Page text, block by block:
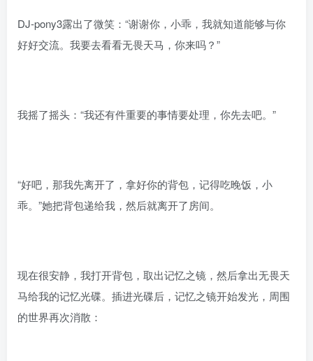
DJ-pony3露出了微笑：“谢谢你，小乖，我就知道能够与你
好好交流。我要去看看无畏天马，你来吗？”
我摇了摇头：“我还有件重要的事情要处理，你先去吧。”
“好吧，那我先离开了，拿好你的背包，记得吃晚饭，小
乖。”她把背包递给我，然后就离开了房间。
现在很安静，我打开背包，取出记忆之镜，然后拿出无畏天
马给我的记忆光碟。插进光碟后，记忆之镜开始发光，周围
的世界再次消散：